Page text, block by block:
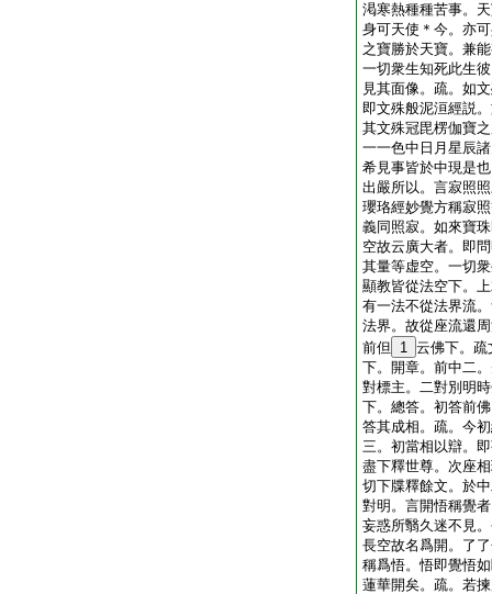
渇寒熱種種苦事。
身可天使＊今。亦
之寶勝於天寶。兼
一切衆生知死此生
見其面像。疏。如
即文殊般泥洹經説
其文殊冠毘楞伽寶
一一色中日月星辰
希見事皆於中現是
出嚴所以。言寂照
瓔珞經妙覺方稱寂
義同照寂。如來寶
空故云廣大者。即
其量等虚空。一切
顯教皆從法空下。
有一法不從法界流
法界。故從座流還
前但
1 云佛下。疏
下。開章。前中二
對標主。二對別明
下。總答。初答前
答其成相。疏。今
三。初當相以辯。
盡下釋世尊。次座
切下牒釋餘文。於
對明。言開悟稱覺
妄惑所翳久迷不見
長空故名爲開。了
稱爲悟。悟即覺悟
蓮華開矣。疏。若